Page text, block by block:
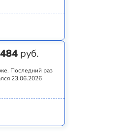
руб.
Последний раз
23.06.2026